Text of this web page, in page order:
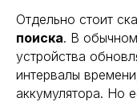
Отдельно стоит
поиска. В
устройства
интервалы
аккумулятора. Но